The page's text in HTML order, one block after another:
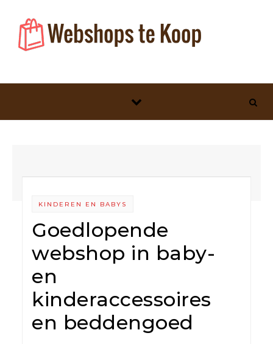
KINDEREN EN BABYS
Goedlopende
webshop in baby-
en
kinderaccessoires
en beddengoed